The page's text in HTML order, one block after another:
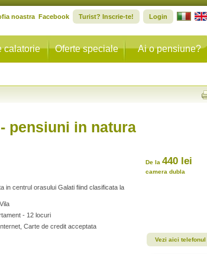
calatorie Oferte speciale Ai o pensiune?
noastra Facebook Turist? Inscrie-te! Login
- pensiuni in natura
in centrul orasului Galati fiind clasificata la
- 12 locuri
Carte de credit acceptata
De la 440 lei
camera dubla
Vezi aici telefonul